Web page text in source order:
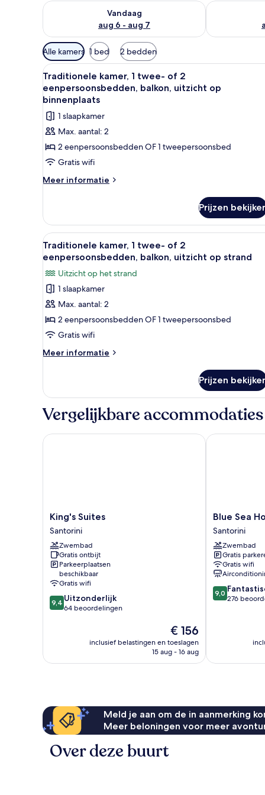
Vandaag
aug 6 - aug 7
De beschikbaarheid controleren voor vanavond aug
De
Beschikbare
filters
voor
kamers
Alle kamers 1 bed 2 bedden
Alle
foto's
voor
Traditionele
kamer,
1
twee-
of
2
uitzicht
op
binnenplaats
laden
Traditionele kamer, 1 twee-
5
Traditionele kamer, 1 twee- of 2
eenpersoonsbedden, balkon, uitzicht op
binnenplaats
1 slaapkamer
Max. aantal: 2
2 eenpersoonsbedden OF 1 tweepersoonsbed
Gratis wifi
Meer informatie
Meer
kamer,
twee-
of
eenpersoonsbedden,
balkon,
uitzicht
op
binnenplaats
Prijzen
Alle
foto's
voor
Traditionele
kamer,
1
twee-
of
2
eenpersoonsbedden,
uitzicht
op
strand
Traditionele kamer, 1 twee-
6
Traditionele kamer, 1 twee- of 2
eenpersoonsbedden, balkon, uitzicht op strand
Uitzicht op het strand
1 slaapkamer
Max. aantal: 2
2 eenpersoonsbedden OF 1 tweepersoonsbed
Gratis wifi
Meer informatie
Meer
kamer,
twee-
2
Prijzen
Vergelijkbare accommodaties
King's
Suites
Santorini
King's Suites
Santorini
Zwembad
Gratis ontbijt
Parkeerplaatsen
beschikbaar
Gratis wifi
9.4
van
9,4 Uitzonderlijk
64 beoordelingen
De
prijs
is
€ 156
inclusief belastingen en toeslagen
15 aug - 16 aug
King's Suites
Blue
Sea
Hotel
Santorini
Blue Sea
Santorini
Zwembad
Gratis
Gratis wifi
9.0
van
9,0
276
Blue Sea Hotel
Meld je aan om de in aanmerking
Meer beloningen voor meer
Over deze buurt